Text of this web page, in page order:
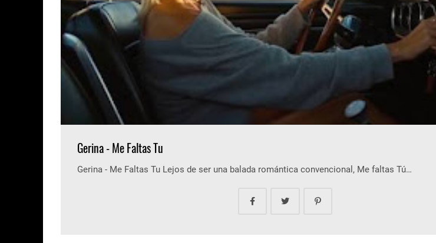
Gerina - Me Faltas Tu
Gerina - Me Faltas Tu Lejos de ser una balada romántica convencional, Me faltas Tú…